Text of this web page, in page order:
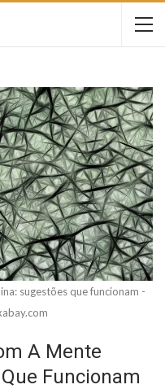
sugestões que funcionam -
A Mente
Funcionam